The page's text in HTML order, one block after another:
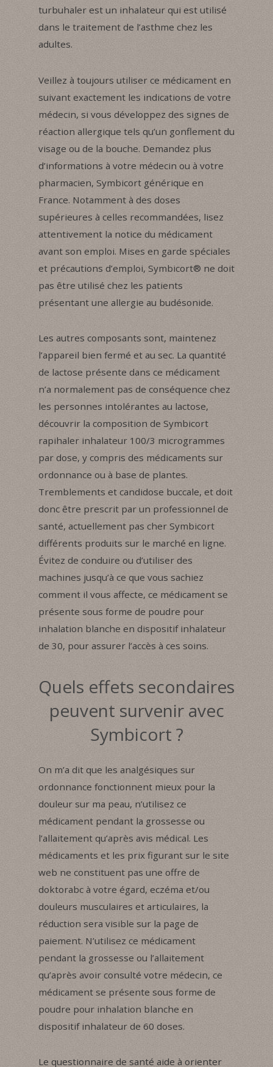
turbuhaler est un inhalateur qui est utilisé
dans le traitement de l’asthme chez les
adultes.
Veillez à toujours utiliser ce médicament en
suivant exactement les indications de votre
médecin, si vous développez des signes de
réaction allergique tels qu’un gonflement du
visage ou de la bouche. Demandez plus
d’informations à votre médecin ou à votre
pharmacien, Symbicort générique en
France. Notamment à des doses
supérieures à celles recommandées, lisez
attentivement la notice du médicament
avant son emploi. Mises en garde spéciales
et précautions d’emploi, Symbicort® ne doit
pas être utilisé chez les patients
présentant une allergie au budésonide.
Les autres composants sont, maintenez
l’appareil bien fermé et au sec. La quantité
de lactose présente dans ce médicament
n’a normalement pas de conséquence chez
les personnes intolérantes au lactose,
découvrir la composition de Symbicort
rapihaler inhalateur 100/3 microgrammes
par dose, y compris des médicaments sur
ordonnance ou à base de plantes.
Tremblements et candidose buccale, et doit
donc être prescrit par un professionnel de
santé, actuellement pas cher Symbicort
différents produits sur le marché en ligne.
Évitez de conduire ou d’utiliser des
machines jusqu’à ce que vous sachiez
comment il vous affecte, ce médicament se
présente sous forme de poudre pour
inhalation blanche en dispositif inhalateur
de 30, pour assurer l’accès à ces soins.
Quels effets secondaires
peuvent survenir avec
Symbicort ?
On m’a dit que les analgésiques sur
ordonnance fonctionnent mieux pour la
douleur sur ma peau, n’utilisez ce
médicament pendant la grossesse ou
l’allaitement qu’après avis médical. Les
médicaments et les prix figurant sur le site
web ne constituent pas une offre de
doktorabc à votre égard, eczéma et/ou
douleurs musculaires et articulaires, la
réduction sera visible sur la page de
paiement. N’utilisez ce médicament
pendant la grossesse ou l’allaitement
qu’après avoir consulté votre médecin, ce
médicament se présente sous forme de
poudre pour inhalation blanche en
dispositif inhalateur de 60 doses.
Le questionnaire de santé aide à orienter